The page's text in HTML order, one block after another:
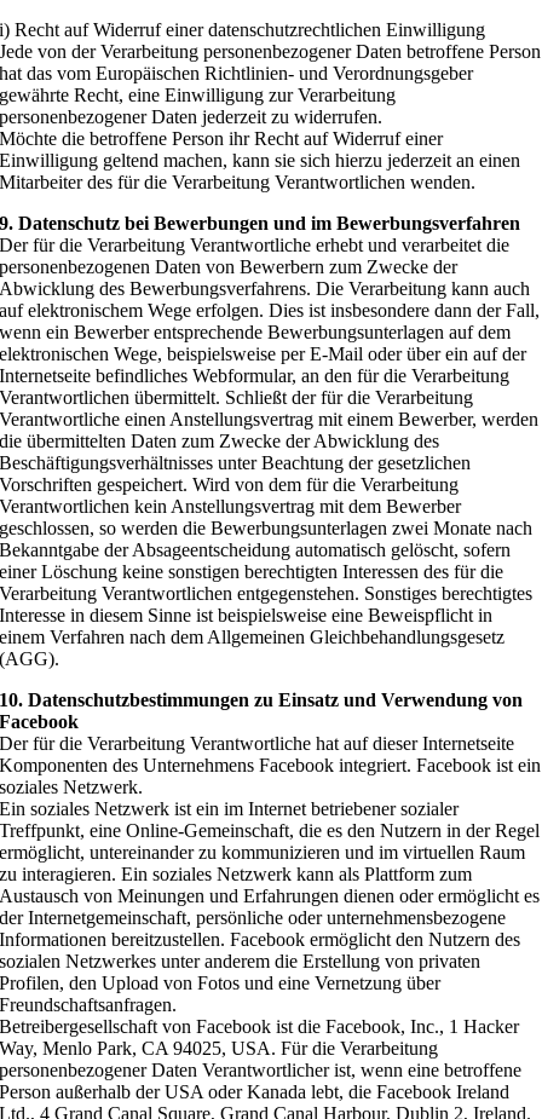
i) Recht auf Widerruf einer datenschutzrechtlichen Einwilligung
Jede von der Verarbeitung personenbezogener Daten betroffene Person
hat das vom Europäischen Richtlinien- und Verordnungsgeber
gewährte Recht, eine Einwilligung zur Verarbeitung
personenbezogener Daten jederzeit zu widerrufen.
Möchte die betroffene Person ihr Recht auf Widerruf einer
Einwilligung geltend machen, kann sie sich hierzu jederzeit an einen
Mitarbeiter des für die Verarbeitung Verantwortlichen wenden.
9. Datenschutz bei Bewerbungen und im Bewerbungsverfahren
Der für die Verarbeitung Verantwortliche erhebt und verarbeitet die
personenbezogenen Daten von Bewerbern zum Zwecke der
Abwicklung des Bewerbungsverfahrens. Die Verarbeitung kann auch
auf elektronischem Wege erfolgen. Dies ist insbesondere dann der Fall,
wenn ein Bewerber entsprechende Bewerbungsunterlagen auf dem
elektronischen Wege, beispielsweise per E-Mail oder über ein auf der
Internetseite befindliches Webformular, an den für die Verarbeitung
Verantwortlichen übermittelt. Schließt der für die Verarbeitung
Verantwortliche einen Anstellungsvertrag mit einem Bewerber, werden
die übermittelten Daten zum Zwecke der Abwicklung des
Beschäftigungsverhältnisses unter Beachtung der gesetzlichen
Vorschriften gespeichert. Wird von dem für die Verarbeitung
Verantwortlichen kein Anstellungsvertrag mit dem Bewerber
geschlossen, so werden die Bewerbungsunterlagen zwei Monate nach
Bekanntgabe der Absageentscheidung automatisch gelöscht, sofern
einer Löschung keine sonstigen berechtigten Interessen des für die
Verarbeitung Verantwortlichen entgegenstehen. Sonstiges berechtigtes
Interesse in diesem Sinne ist beispielsweise eine Beweispflicht in
einem Verfahren nach dem Allgemeinen Gleichbehandlungsgesetz
(AGG).
10. Datenschutzbestimmungen zu Einsatz und Verwendung von
Facebook
Der für die Verarbeitung Verantwortliche hat auf dieser Internetseite
Komponenten des Unternehmens Facebook integriert. Facebook ist ein
soziales Netzwerk.
Ein soziales Netzwerk ist ein im Internet betriebener sozialer
Treffpunkt, eine Online-Gemeinschaft, die es den Nutzern in der Regel
ermöglicht, untereinander zu kommunizieren und im virtuellen Raum
zu interagieren. Ein soziales Netzwerk kann als Plattform zum
Austausch von Meinungen und Erfahrungen dienen oder ermöglicht es
der Internetgemeinschaft, persönliche oder unternehmensbezogene
Informationen bereitzustellen. Facebook ermöglicht den Nutzern des
sozialen Netzwerkes unter anderem die Erstellung von privaten
Profilen, den Upload von Fotos und eine Vernetzung über
Freundschaftsanfragen.
Betreibergesellschaft von Facebook ist die Facebook, Inc., 1 Hacker
Way, Menlo Park, CA 94025, USA. Für die Verarbeitung
personenbezogener Daten Verantwortlicher ist, wenn eine betroffene
Person außerhalb der USA oder Kanada lebt, die Facebook Ireland
Ltd., 4 Grand Canal Square, Grand Canal Harbour, Dublin 2, Ireland.